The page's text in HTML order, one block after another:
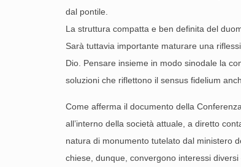
dal pontile.
La struttura compatta e ben definita del
Sarà tuttavia importante maturare una
Dio. Pensare insieme in modo sinodale la
soluzioni che riflettono il sensus fidelium
Come afferma il documento della
all’interno della società attuale, a diretto
natura di monumento tutelato dal ministero
chiese, dunque, convergono interessi